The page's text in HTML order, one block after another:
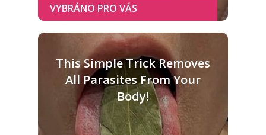
This Simple Trick Removes
All Parasites From Your
Body!